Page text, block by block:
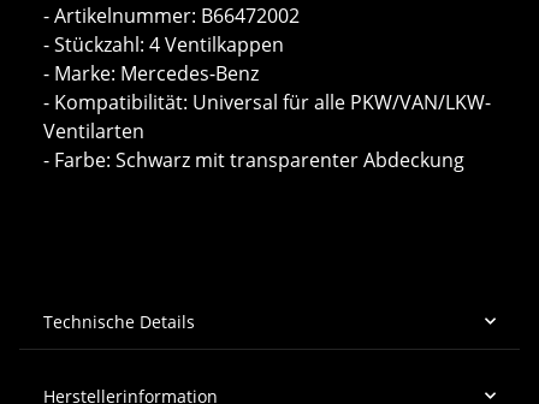
- Artikelnummer: B66472002
- Stückzahl: 4 Ventilkappen
- Marke: Mercedes-Benz
- Kompatibilität: Universal für alle PKW/VAN/LKW-
Ventilarten
- Farbe: Schwarz mit transparenter Abdeckung
Technische Details
Herstellerinformation